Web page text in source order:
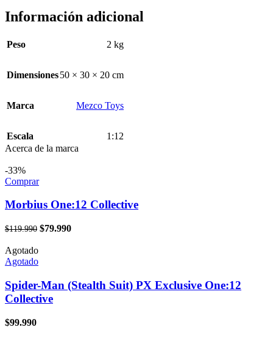
Información adicional
Peso 2 kg
Dimensiones50 × 30 × 20 cm
Marca Mezco Toys
Escala
1:12
Acerca de la marca
-33%
Comprar
Morbius One:12 Collective
$119.990 El
$79.990El
Agotado
Agotado
Spider-Man (Stealth Suit) PX Exclusive One:12
Collective
$99.990